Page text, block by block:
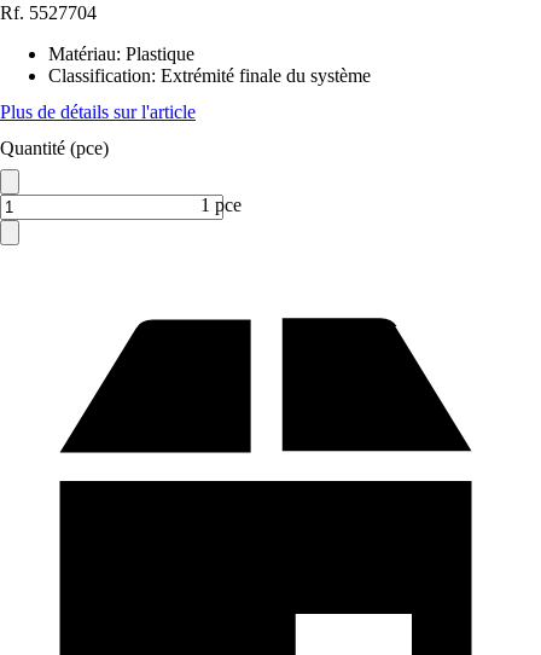
Rf. 5527704
Matériau: Plastique
Classification: Extrémité finale du système
Plus de détails sur l'article
Quantité (pce)
1 pce